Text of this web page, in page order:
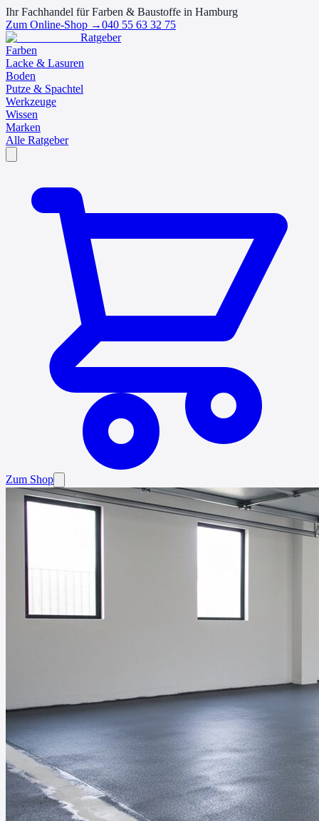
Ihr Fachhandel für Farben & Baustoffe in Hamburg
Zum Online-Shop →040 55 63 32 75
Ratgeber
Farben
Lacke & Lasuren
Boden
Putze & Spachtel
Werkzeuge
Wissen
Marken
Alle Ratgeber
Zum Shop